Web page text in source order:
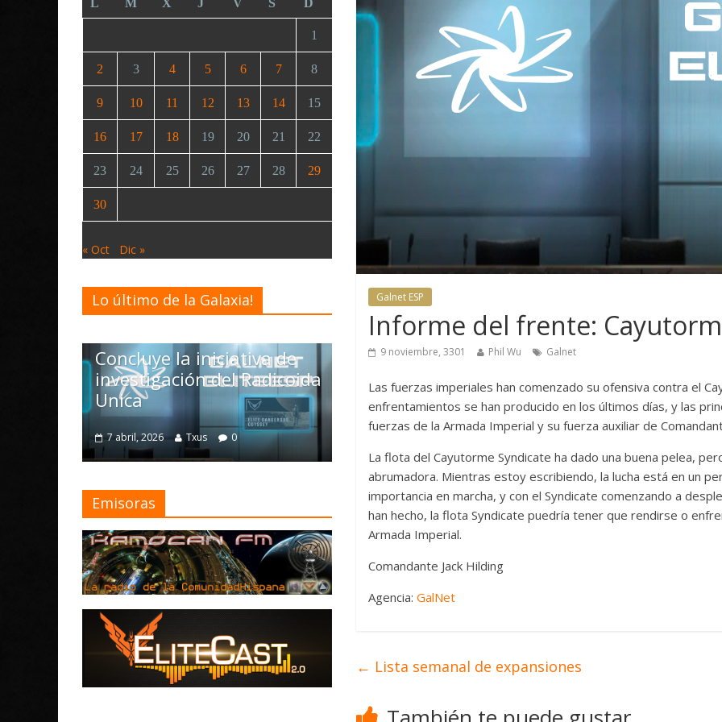
Galnet ESP
Informe del frente:
9 noviembre, 3301 Phil Wu Galnet
Las fuerzas imperiales han comenzado su ofensiva contra el
enfrentamientos se han producido en los últimos días, y las
fuerzas de la Armada Imperial y su fuerza auxiliar de
La flota del Cayutorme Syndicate ha dado una buena pelea,
abrumadora. Mientras estoy escribiendo, la lucha está en un
importancia en marcha, y con el Syndicate comenzando a
han hecho, la flota Syndicate puedría tener que rendirse o
Armada Imperial.
Comandante Jack Hilding
Agencia: GalNet
← Lista semanal de expansiones
L M X J V S D
1
2 3 4 5 6 7 8
9 10 11 12 13 14 15
16 17 18 19 20 21 22
23 24 25 26 27 28 29
30
« Oct Dic »
Lo último de la Galaxia!
Concluye la iniciativa de
investigación del Radicoida
Unica
7 abril, 2026 Txus 0
Naves
Core Dynamics Kestrel Mk II:
El nuevo caza de la Armada
Federal
12 julio, 2026 Txus 0
Emisoras